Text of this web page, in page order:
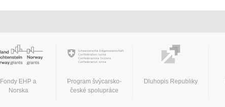
Fondy EHP a
Norska
Program švýcarsko-
české spolupráce
Dluhopis Republiky